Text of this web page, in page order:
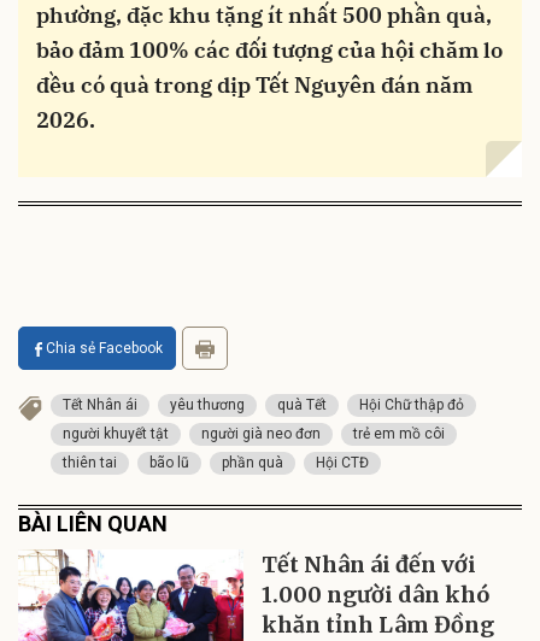
phường, đặc khu tặng ít nhất 500 phần quà,
bảo đảm 100% các đối tượng của hội chăm lo
đều có quà trong dịp Tết Nguyên đán năm
2026.
Chia sẻ Facebook
Tết Nhân ái yêu thương quà Tết
Hội Chữ thập đỏ
người khuyết tật
người già neo đơn
trẻ em mồ côi
thiên tai
bão lũ phần quà Hội CTĐ
BÀI LIÊN QUAN
Tết Nhân ái đến với
1.000 người dân khó
khăn tỉnh Lâm Đồng